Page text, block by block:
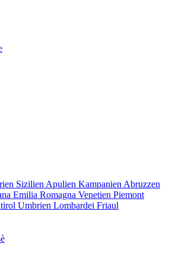
Sizilien Apulien Kampanien Abruzzen
Emilia Romagna Venetien Piemont
Umbrien Lombardei Friaul